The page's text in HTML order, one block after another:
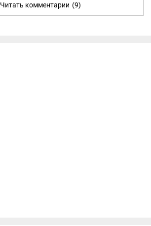
Читать комментарии (9)